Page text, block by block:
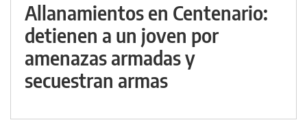
Allanamientos en Centenario:
detienen a un joven por
amenazas armadas y
secuestran armas